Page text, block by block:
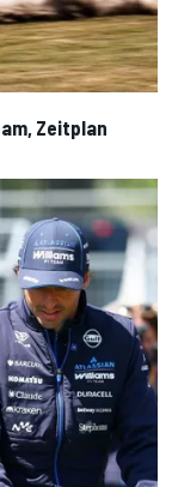
Zeitplan